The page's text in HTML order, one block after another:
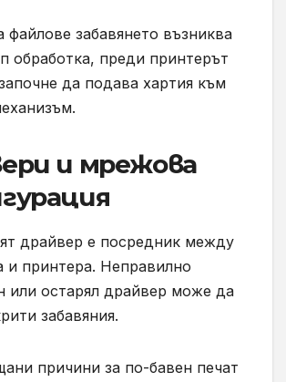
файлове забавянето възниква
обработка, преди принтерът
да подава хартия към
и мрежова
драйвер е посредник между
и принтера. Неправилно
или остарял драйвер може да
забавяния.
причини за по-бавен печат